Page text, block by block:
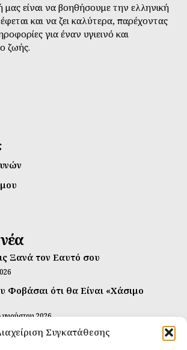
Συγκατάθεσης
είναι να βοηθήσουμε την ελληνική
και να ζει καλύτερα, παρέχοντας
για έναν υγιεινό και
ζωής.
Ξανά τον Εαυτό σου
Φοβάσαι ότι θα Είναι «Χάσιμο
2026
για Τέλεια Κομπούτσα